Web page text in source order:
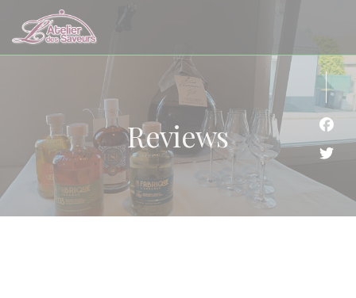
Cookies beheer paneel
Reviews